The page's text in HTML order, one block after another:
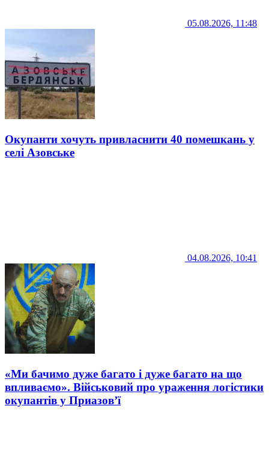
05.08.2026, 11:48
Окупанти хочуть привласнити 40 помешкань у
селі Азовське
04.08.2026, 10:41
«Ми бачимо дуже багато і дуже багато на що
впливаємо». Військовий про ураження логістики
окупантів у Приазов’ї